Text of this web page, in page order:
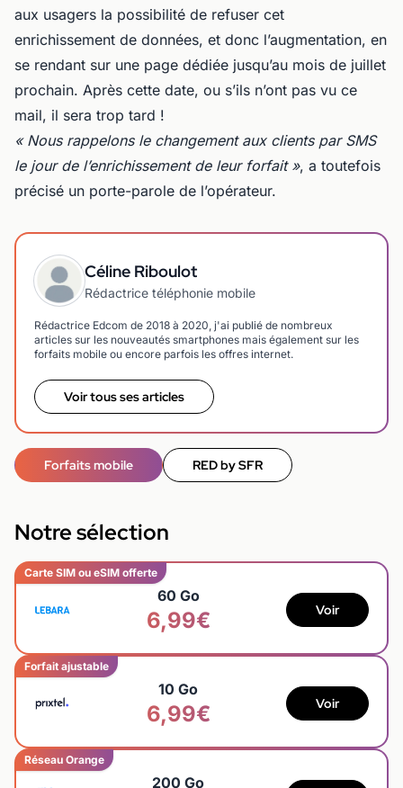
aux usagers la possibilité de refuser cet
enrichissement de données, et donc l’augmentation, en
se rendant sur une page dédiée jusqu’au mois de juillet
prochain. Après cette date, ou s’ils n’ont pas vu ce
mail, il sera trop tard !
« Nous rappelons le changement aux clients par SMS
le jour de l’enrichissement de leur forfait », a toutefois
précisé un porte-parole de l’opérateur.
Céline Riboulot
Rédactrice téléphonie mobile
Rédactrice Edcom de 2018 à 2020, j'ai publié de nombreux
articles sur les nouveautés smartphones mais également sur les
forfaits mobile ou encore parfois les offres internet.
Voir tous ses articles
Forfaits mobile RED by SFR
Notre sélection
Carte SIM ou eSIM offerte
60 Go
6,99€ Voir
Forfait ajustable
10 Go
6,99€ Voir
Réseau Orange
200 Go